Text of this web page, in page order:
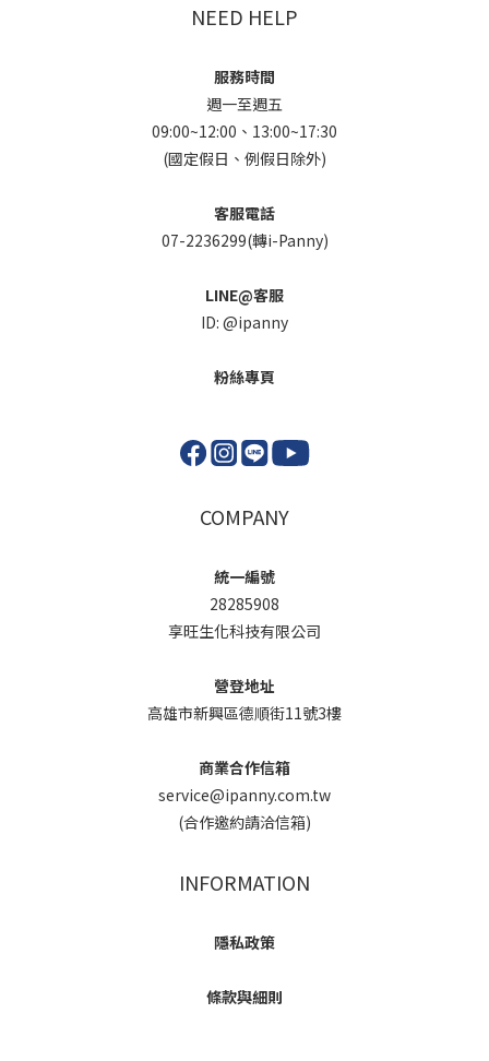
NEED HELP
服務時間
週一至週五
09:00~12:00、13:00~17:30
(國定假日、例假日除外)
客服電話
07-2236299(轉i-Panny)
LINE@客服
ID: @ipanny
粉絲專頁
COMPANY
統一編號
28285908
享旺生化科技有限公司
營登地址
高雄市新興區德順街11號3樓
商業合作信箱
service@ipanny.com.tw
(合作邀約請洽信箱)
INFORMATION
隱私政策
條款與細則